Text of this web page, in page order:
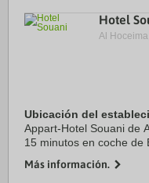
Hotel
Al
Ubicación del
Appart-Hotel Souani de
15 minutos en coche de
10 km de Puerto
Más información.